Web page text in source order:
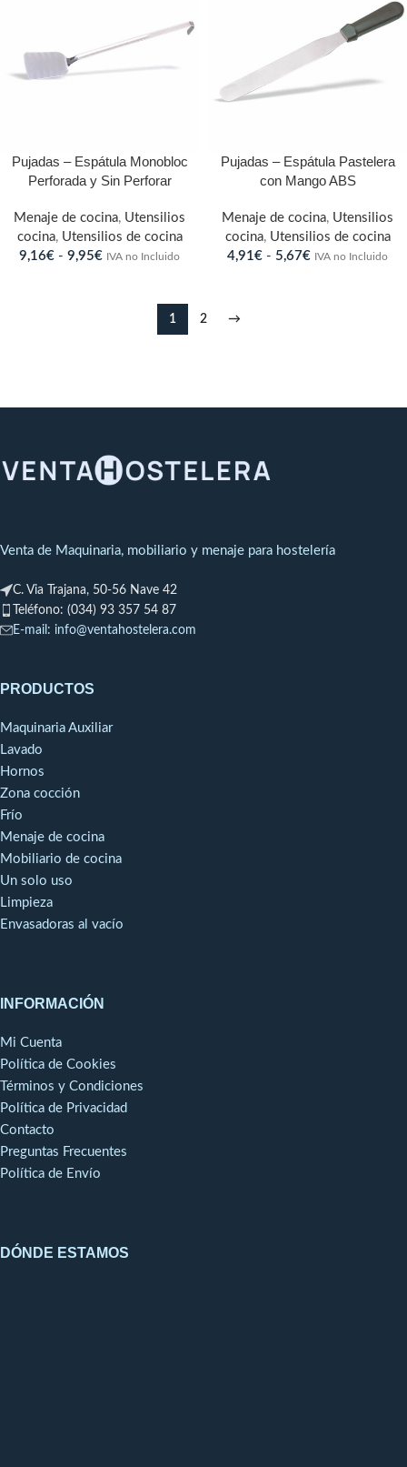
Pujadas – Espátula Monobloc
Perforada y Sin Perforar
Menaje de cocina, Utensilios
cocina, Utensilios de cocina
9,16€ - 9,95€ IVA no Incluido
Pujadas – Espátula Pastelera
con Mango ABS
Menaje de cocina, Utensilios
cocina, Utensilios de cocina
4,91€ - 5,67€ IVA no Incluido
1 2 →
Venta de Maquinaria, mobiliario y menaje para hostelería
C. Via Trajana, 50-56 Nave 42
Teléfono: (034) 93 357 54 87
E-mail: info@ventahostelera.com
PRODUCTOS
Maquinaria Auxiliar
Lavado
Hornos
Zona cocción
Frío
Menaje de cocina
Mobiliario de cocina
Un solo uso
Limpieza
Envasadoras al vacío
INFORMACIÓN
Mi Cuenta
Política de Cookies
Términos y Condiciones
Política de Privacidad
Contacto
Preguntas Frecuentes
Política de Envío
DÓNDE ESTAMOS